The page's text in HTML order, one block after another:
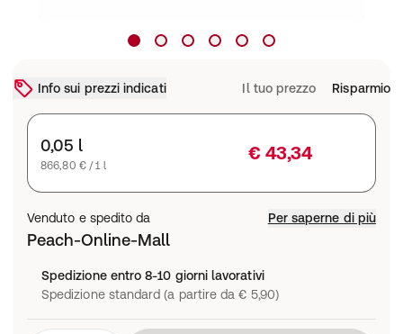
Info sui prezzi indicati Il tuo prezzo Risparmio
0,05 l
866,80 € / 1 l
€ 43,34
Venduto e spedito da Per saperne di più
Peach-Online-Mall
Spedizione entro 8-10 giorni lavorativi
Spedizione standard (a partire da € 5,90)